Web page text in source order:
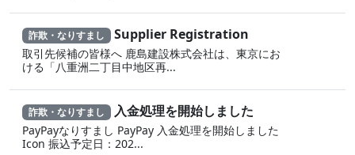
詐欺・なりすまし Supplier Registration
取引先候補の皆様へ 鹿島建設株式会社は、東京にお
ける「八重洲二丁目中地区再...
詐欺・なりすまし 入金処理を開始しました
PayPayなりすまし PayPay 入金処理を開始しました
Icon 振込予定日：202...